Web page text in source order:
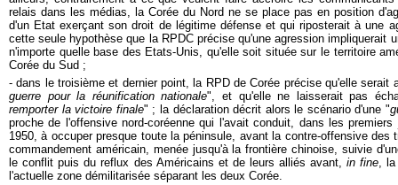
relais dans les médias, la Corée du Nord ne se place pas en position
d'un Etat exerçant son droit de légitime défense et qui riposterait à une
cette seule hypothèse que la RPDC précise qu'une agression impliquerait
n'importe quelle base des Etats-Unis, qu'elle soit située sur le territoire
Corée du Sud ;
- dans le troisième et dernier point, la RPD de Corée précise qu'elle serait
guerre pour la réunification nationale", et qu'elle ne laisserait pas
remporter la victoire finale" ; la déclaration décrit alors le scénario d'une "
proche de l'offensive nord-coréenne qui l'avait conduit, dans les
1950, à occuper presque toute la péninsule, avant la contre-offensive des
commandement américain, menée jusqu'à la frontière chinoise, suivie
le conflit puis du reflux des Américains et de leurs alliés avant,in fine ,
l'actuelle zone démilitarisée séparant les deux Corée.